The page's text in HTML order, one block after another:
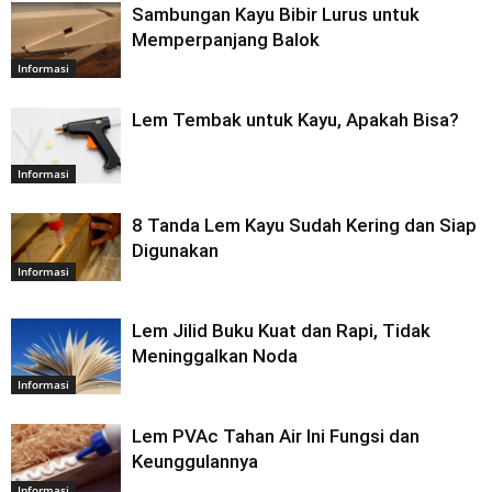
Informasi
Sambungan Kayu Bibir Lurus untuk
Memperpanjang Balok
Informasi
Lem Tembak untuk Kayu, Apakah Bisa?
Informasi
8 Tanda Lem Kayu Sudah Kering dan Siap
Digunakan
Informasi
Lem Jilid Buku Kuat dan Rapi, Tidak
Meninggalkan Noda
Lem PVAc Tahan Air Ini Fungsi dan
Keunggulannya